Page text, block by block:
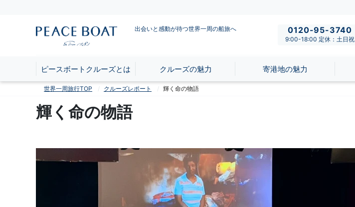
出会いと感動が待つ世界一周の船旅へ 0120-95-3740
9:00-18:00 定休：土日祝
ピースボートクルーズとは クルーズの魅力 寄港地の魅力
世界一周旅行TOP クルーズレポート 輝く命の物語
輝く命の物語